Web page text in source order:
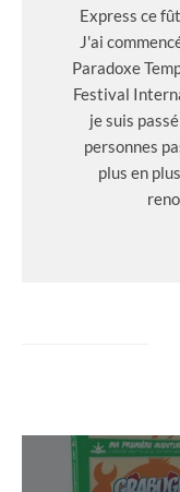
Express ce
J'ai
Paradoxe
Festival
je suis
personnes
plus en